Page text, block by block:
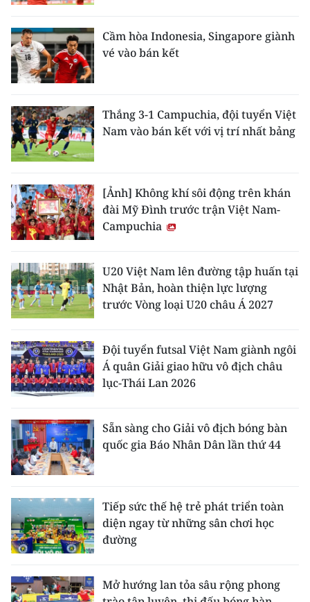
Cầm hòa Indonesia, Singapore giành
vé vào bán kết
Thắng 3-1 Campuchia, đội tuyển Việt
Nam vào bán kết với vị trí nhất bảng
[Ảnh] Không khí sôi động trên khán
đài Mỹ Đình trước trận Việt Nam-
Campuchia
U20 Việt Nam lên đường tập huấn tại
Nhật Bản, hoàn thiện lực lượng
trước Vòng loại U20 châu Á 2027
Đội tuyển futsal Việt Nam giành ngôi
Á quân Giải giao hữu vô địch châu
lục-Thái Lan 2026
Sẵn sàng cho Giải vô địch bóng bàn
quốc gia Báo Nhân Dân lần thứ 44
Tiếp sức thế hệ trẻ phát triển toàn
diện ngay từ những sân chơi học
đường
Mở hướng lan tỏa sâu rộng phong